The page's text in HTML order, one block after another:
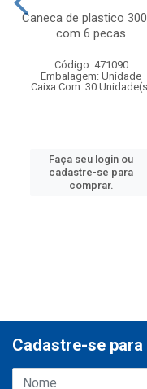
Caneca de plastico
com 6 pecas
Código: 471090
Embalagem: Unidade
Caixa Com: 30
Faça seu login ou
cadastre-se para
comprar.
Cadastre-se